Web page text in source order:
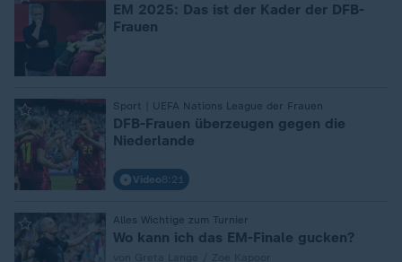
EM 2025: Das ist der Kader der DFB-
Frauen
Sport | UEFA Nations League der Frauen
DFB-Frauen überzeugen gegen die
Niederlande
Video8:21
Alles Wichtige zum Turnier
Wo kann ich das EM-Finale gucken?